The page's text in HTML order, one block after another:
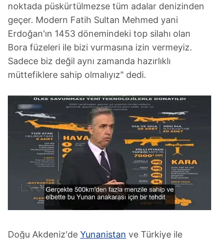
noktada püskürtülmezse tüm adalar denizinden
geçer. Modern Fatih Sultan Mehmed yani
Erdoğan'ın 1453 dönemindeki top silahı olan
Bora füzeleri ile bizi vurmasına izin vermeyiz.
Sadece biz değil aynı zamanda hazırlıklı
müttefiklere sahip olmalıyız" dedi.
Doğu Akdeniz'de Yunanistan ve Türkiye ile